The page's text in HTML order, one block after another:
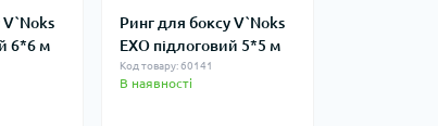
V`Noks
6*6 м
Ринг для боксу V`Noks
EXO підлоговий 5*5 м
Код товару: 60141
В наявності